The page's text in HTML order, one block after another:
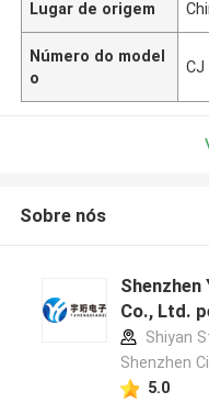
Lugar de origem
Número do model
o
CJ
Sobre nós
Co., Ltd.
Shiyan
Shenzhen
5.0